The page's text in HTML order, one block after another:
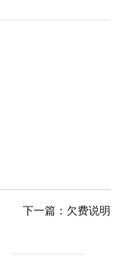
下一篇： 欠费说明